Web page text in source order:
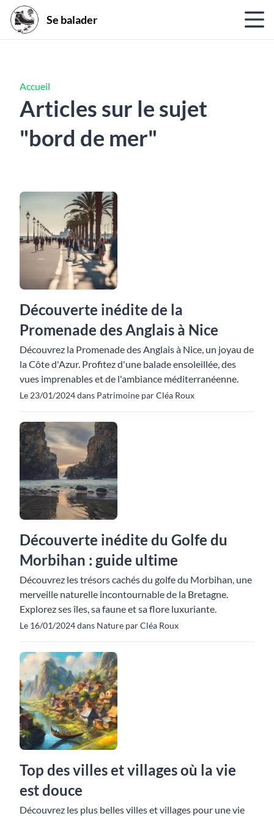
Se balader
Accueil
Articles sur le sujet
"bord de mer"
Découverte inédite de la
Promenade des Anglais à Nice
Découvrez la Promenade des Anglais à Nice, un joyau de
la Côte d'Azur. Profitez d'une balade ensoleillée, des
vues imprenables et de l'ambiance méditerranéenne.
Le 23/01/2024 dans Patrimoine par Cléa Roux
Découverte inédite du Golfe du
Morbihan : guide ultime
Découvrez les trésors cachés du golfe du Morbihan, une
merveille naturelle incontournable de la Bretagne.
Explorez ses îles, sa faune et sa flore luxuriante.
Le 16/01/2024 dans Nature par Cléa Roux
Top des villes et villages où la vie
est douce
Découvrez les plus belles villes et villages pour une vie